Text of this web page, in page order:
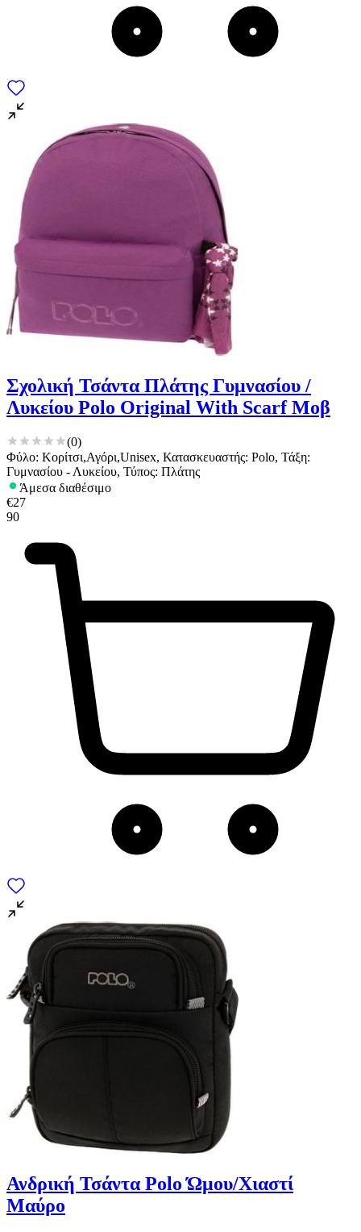
Σχολική Τσάντα Πλάτης Γυμνασίου /
Λυκείου Polo Original With Scarf Μοβ
(0)
Φύλο: Κορίτσι,Αγόρι,Unisex, Κατασκευαστής: Polo, Τάξη:
Γυμνασίου - Λυκείου, Τύπος: Πλάτης
Άμεσα διαθέσιμο
€27
90
Ανδρική Τσάντα Polo Ώμου/Χιαστί
Μαύρο